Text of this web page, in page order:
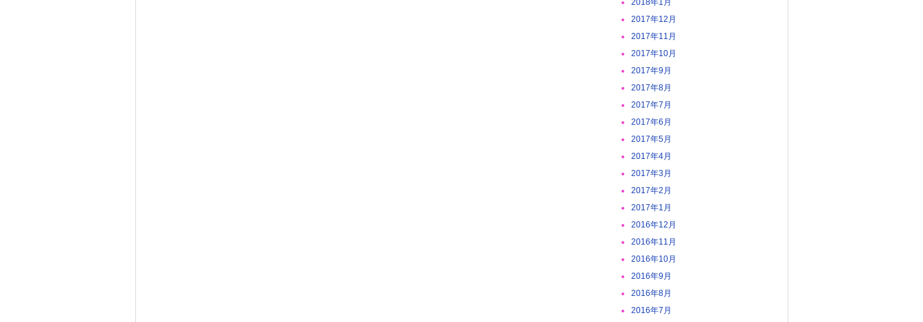
2018年1月
2017年12月
2017年11月
2017年10月
2017年9月
2017年8月
2017年7月
2017年6月
2017年5月
2017年4月
2017年3月
2017年2月
2017年1月
2016年12月
2016年11月
2016年10月
2016年9月
2016年8月
2016年7月